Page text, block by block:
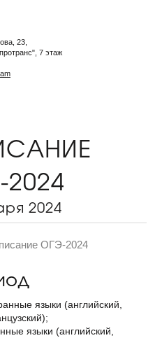
23,
7 этаж
2024
ОГЭ-2024
языки (английский,
языки (английский,